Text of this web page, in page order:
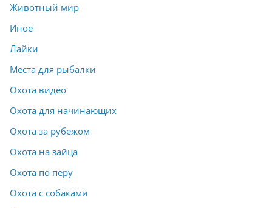
Животный мир
Иное
Лайки
Места для рыбалки
Охота видео
Охота для начинающих
Охота за рубежом
Охота на зайца
Охота по перу
Охота с собаками